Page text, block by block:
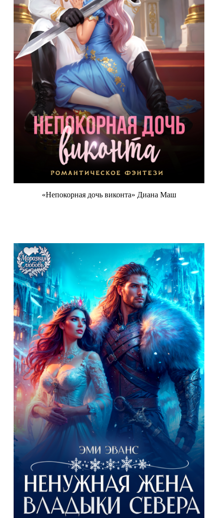
«Непокорная дочь виконта» Диана Маш